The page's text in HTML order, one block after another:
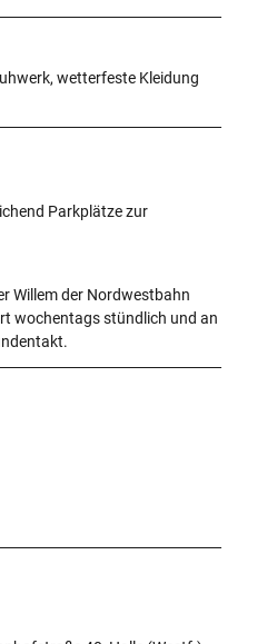
wetterfeste Kleidung
Parkplätze zur
Willem der Nordwestbahn
wochentags stündlich und an